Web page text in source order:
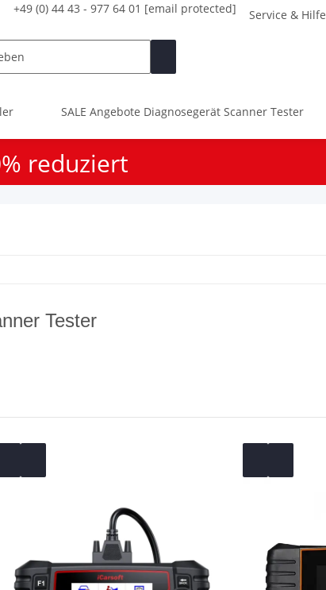
Service & Hilfe
+49 (0) 44 43 - 977 64 01 [email protected]
SALE Angebote Diagnosegerät Scanner Tester
reduziert
Tester